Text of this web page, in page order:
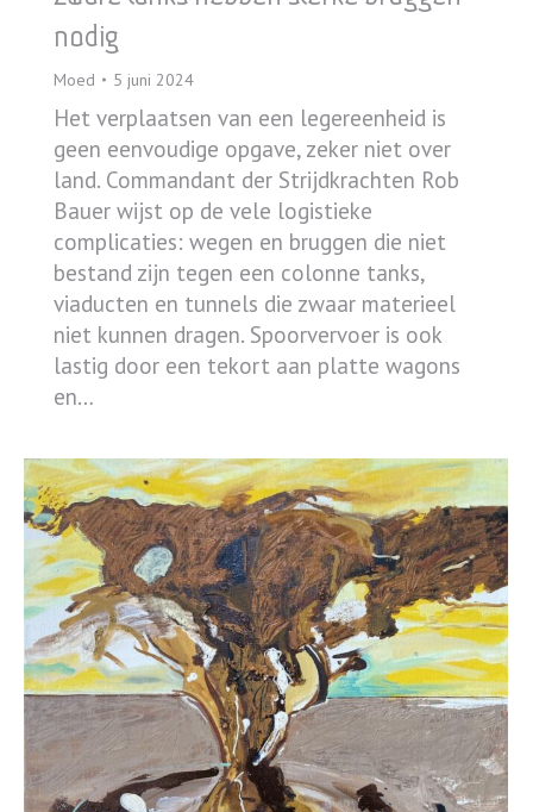
nodig
Moed 5 juni 2024
Het verplaatsen van een legereenheid is
geen eenvoudige opgave, zeker niet over
land. Commandant der Strijdkrachten Rob
Bauer wijst op de vele logistieke
complicaties: wegen en bruggen die niet
bestand zijn tegen een colonne tanks,
viaducten en tunnels die zwaar materieel
niet kunnen dragen. Spoorvervoer is ook
lastig door een tekort aan platte wagons
en…